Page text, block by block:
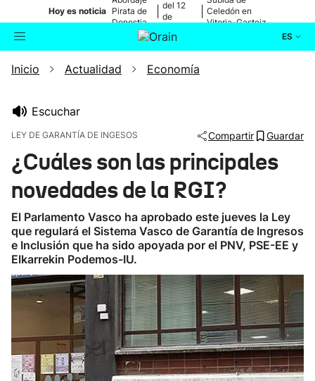
Hoy es noticia Pirata de
Donostia
del 12
de
Celedón en
Vitoria-Gasteiz
ES
Buscador Actualidad
Ikusmiran
Eguraldia
Inicio Actualidad Economía
Escuchar
LEY DE GARANTÍA DE INGESOS Compartir Guardar
¿Cuáles son las principales
novedades de la RGI?
El Parlamento Vasco ha aprobado este jueves la Ley
que regulará el Sistema Vasco de Garantía de Ingresos
e Inclusión que ha sido apoyada por el PNV, PSE-EE y
Elkarrekin Podemos-IU.